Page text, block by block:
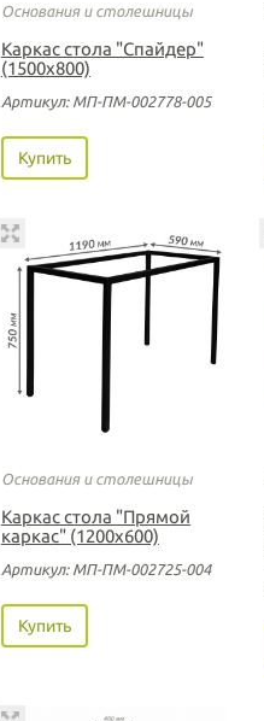
Основания и столешницы
Каркас стола "Спайдер"
(1500х800)
Артикул: МП-ПМ-002778-005
Купить
Основания и столешницы
Каркас стола "Прямой
каркас" (1200х600)
Артикул: МП-ПМ-002725-004
Купить